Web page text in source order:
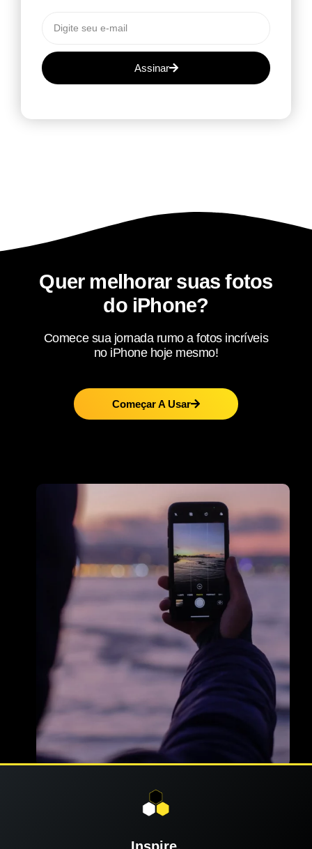
Assinar
Quer melhorar suas fotos
do iPhone?
Comece sua jornada rumo a fotos incríveis
no iPhone hoje mesmo!
Começar A Usar